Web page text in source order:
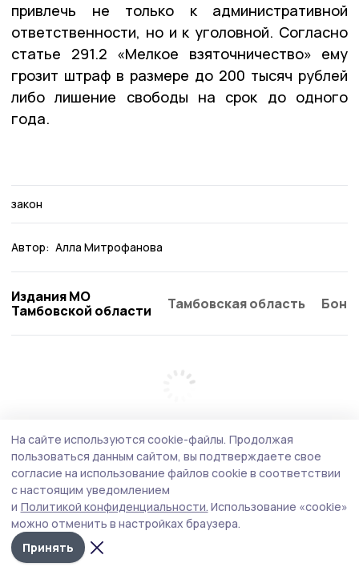
привлечь не только к административной
ответственности, но и к уголовной. Согласно
статье 291.2 «Мелкое взяточничество» ему
грозит штраф в размере до 200 тысяч рублей
либо лишение свободы на срок до одного
года.
закон
Автор: Алла Митрофанова
Издания МО
Тамбовской области
Тамбовская область
На сайте используются cookie-файлы. Продолжая
пользоваться данным сайтом, вы подтверждаете свое
согласие на использование файлов cookie в соответствии
с настоящим уведомлением
и Политикой конфиденциальности. Использование «cookie»
можно отменить в настройках браузера.
Принять